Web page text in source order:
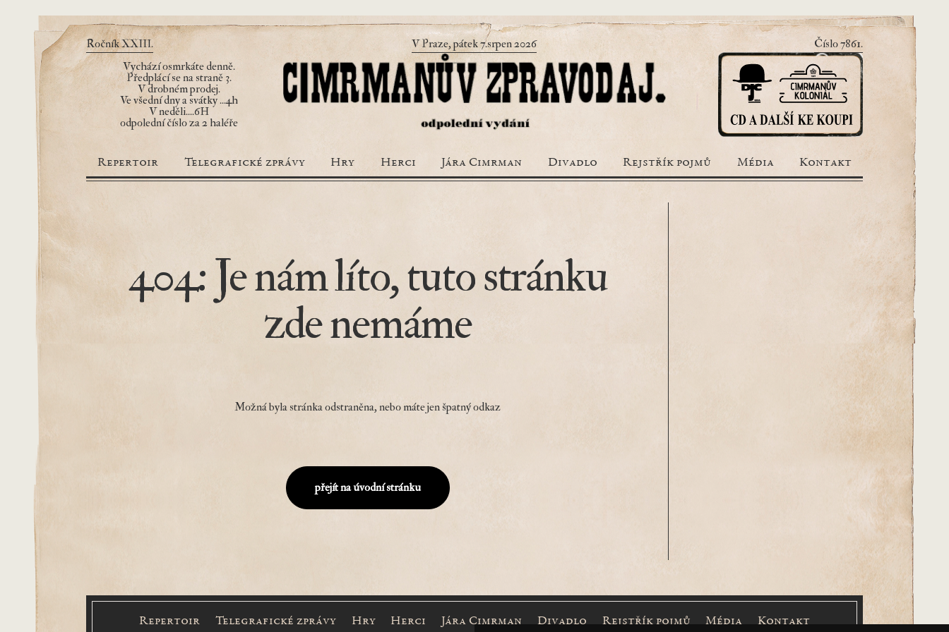
Ročník XXIII. V Praze, pátek 7.srpen 2026
Číslo 7861.
Vychází osmrkáte denně.
Předplácí se na straně 3.
V drobném prodej.
Ve všední dny a svátky ...4h
V neděli....6H
odpolední číslo za 2 haléře
Repertoir Telegrafické zprávy Hry Herci Jára Cimrman Divadlo Rejstřík pojmů Média Kontakt
404: Je nám líto, tuto stránku
zde nemáme
Možná byla stránka odstraněna, nebo máte jen špatný odkaz
přejít na úvodní stránku
Repertoir Telegrafické zprávy Hry Herci Jára Cimrman Divadlo Rejstřík pojmů Média Kontakt